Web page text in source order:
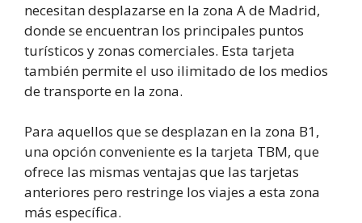
necesitan desplazarse en la zona A de Madrid,
donde se encuentran los principales puntos
turísticos y zonas comerciales. Esta tarjeta
también permite el uso ilimitado de los medios
de transporte en la zona.
Para aquellos que se desplazan en la zona B1,
una opción conveniente es la tarjeta TBM, que
ofrece las mismas ventajas que las tarjetas
anteriores pero restringe los viajes a esta zona
más específica.